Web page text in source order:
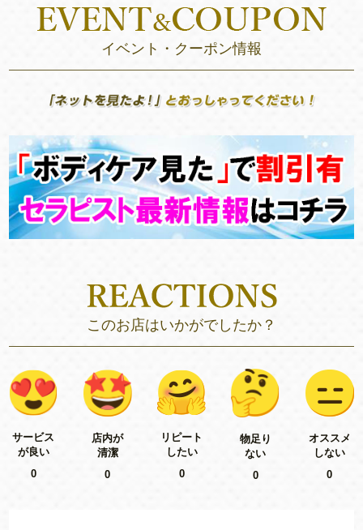
イベント・クーポン情報
このお店はいかがでしたか？
サービス
が良い
0
店内が
清潔
0
リピート
したい
0
物足り
ない
0
オススメ
しない
0